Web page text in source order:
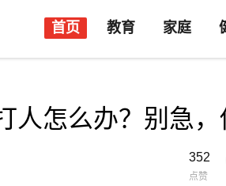
首页 教育 家庭
人怎么办？别急
352
点赞